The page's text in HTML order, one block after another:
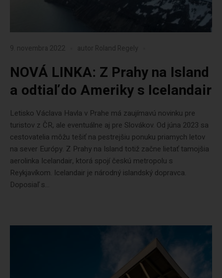
9. novembra 2022 autor Roland Regely
NOVÁ LINKA: Z Prahy na Island
a odtiaľ do Ameriky s Icelandair
Letisko Václava Havla v Prahe má zaujímavú novinku pre
turistov z ČR, ale eventuálne aj pre Slovákov. Od júna 2023 sa
cestovatelia môžu tešiť na pestrejšiu ponuku priamych letov
na sever Európy. Z Prahy na Island totiž začne lietať tamojšia
aerolinka Icelandair, ktorá spojí českú metropolu s
Reykjavíkom. Icelandair je národný islandský dopravca.
Doposiaľ s...